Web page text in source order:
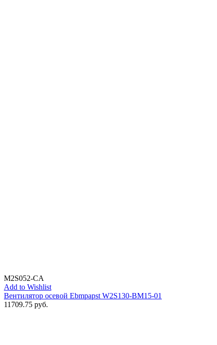
M2S052-CA
Add to Wishlist
Вентилятор осевой Ebmpapst W2S130-BM15-01
11709.75 руб.